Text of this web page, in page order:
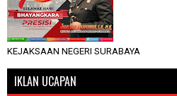
KEJAKSAAN NEGERI SURABAYA
IKLAN UCAPAN